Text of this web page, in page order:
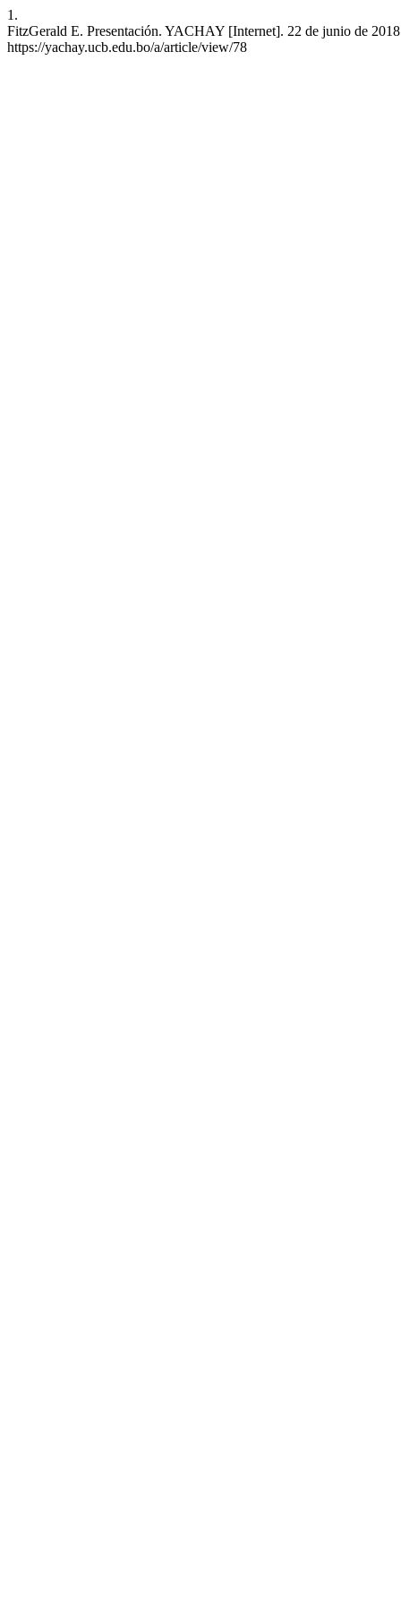
1.
FitzGerald E. Presentación. YACHAY [Internet]. 22 de junio de
https://yachay.ucb.edu.bo/a/article/view/78